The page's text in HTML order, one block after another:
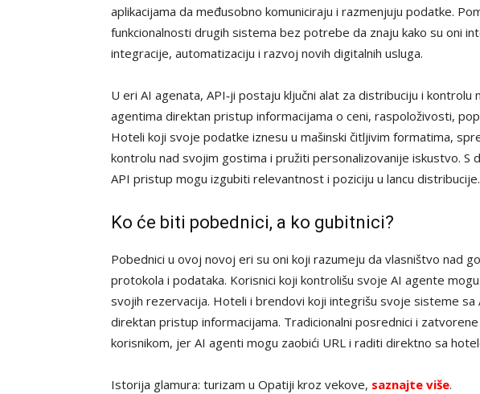
aplikacijama da međusobno komuniciraju i razmenjuju podatke.
funkcionalnosti drugih sistema bez potrebe da znaju kako su oni
integracije, automatizaciju i razvoj novih digitalnih usluga.
U eri AI agenata, API‑ji postaju ključni alat za distribuciju i kontrolu
agentima direktan pristup informacijama o ceni, raspoloživosti,
Hoteli koji svoje podatke iznesu u mašinski čitljivim formatima,
kontrolu nad svojim gostima i pružiti personalizovanije iskustvo.
API pristup mogu izgubiti relevantnost i poziciju u lancu distribucije.
Ko će biti pobednici, a ko gubitnici?
Pobednici u ovoj novoj eri su oni koji razumeju da vlasništvo nad
protokola i podataka. Korisnici koji kontrolišu svoje AI agente
svojih rezervacija. Hoteli i brendovi koji integrišu svoje sisteme sa
direktan pristup informacijama. Tradicionalni posrednici i
korisnikom, jer AI agenti mogu zaobići URL i raditi direktno sa
Istorija glamura: turizam u Opatiji kroz vekove, saznajte više.